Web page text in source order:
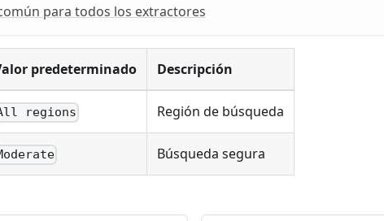
para todos los extractores
predeterminado Descripción
regions Región de búsqueda
Búsqueda segura